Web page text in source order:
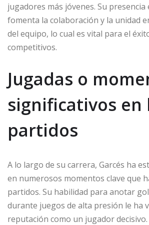
jugadores más jóvenes. Su presencia
fomenta la colaboración y la unidad
del equipo, lo cual es vital para el
competitivos.
Jugadas o
significativos en
partidos
A lo largo de su carrera, Garcés ha
en numerosos momentos clave que
partidos. Su habilidad para anotar
durante juegos de alta presión le ha
reputación como un jugador decisivo.